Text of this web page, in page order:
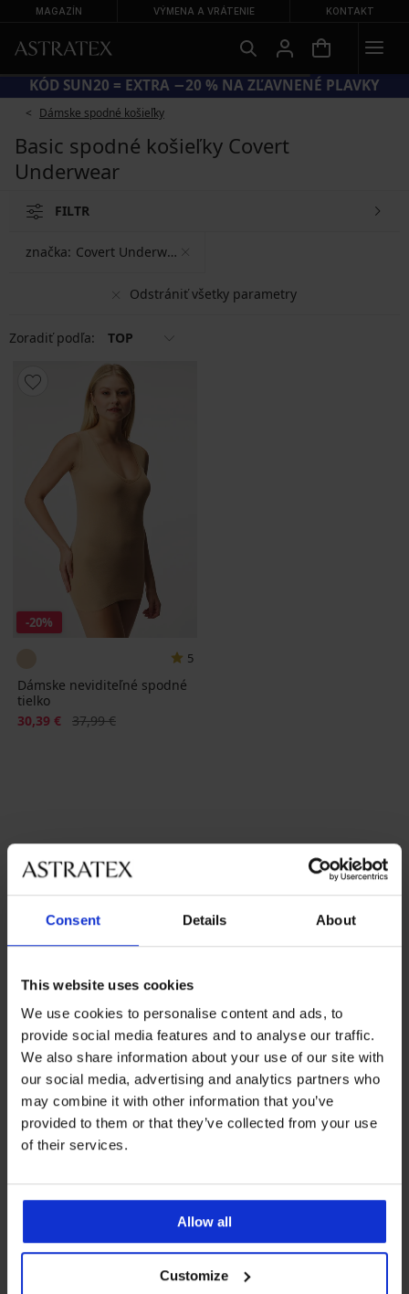
Consent Details About
This website uses cookies
We use cookies to personalise content and ads, to
provide social media features and to analyse our traffic.
We also share information about your use of our site with
our social media, advertising and analytics partners who
may combine it with other information that you’ve
provided to them or that they’ve collected from your use
of their services.
Allow all
Customize
MAGAZÍN VÝMENA A VRÁTENIE KONTAKT
KÓD SUN20 = EXTRA −20 % NA ZĽAVNENÉ PLAVKY
Dámske spodné košieľky
Basic spodné košieľky Covert
Underwear
FILTR
Odstrániť všetky parametry
značka: Covert Underwear
Zoradiť podľa: TOP
-20%
5
Dámske neviditeľné spodné
tielko
Zľava
30,39 € Pôvodná cena
37,99 €
Astratex
Ysabel Mora Bye Bra
béžová
čierna biela modrá
Najčastejsie vyberané veľkosti
XXL
8 % z nákupu späť
Výmena a vrátenie
Chytrý sprievodca
Zákaznícka podpora